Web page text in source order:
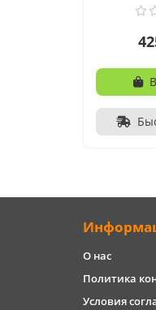
О нас
Политика
Условия